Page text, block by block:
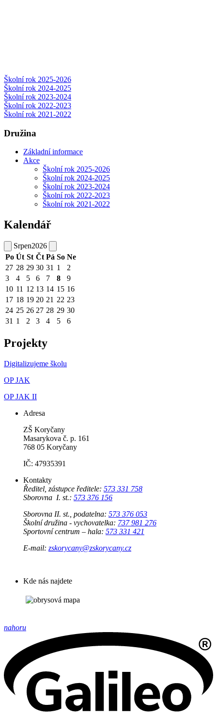
Školní rok 2025-2026
Školní rok 2024-2025
Školní rok 2023-2024
Školní rok 2022-2023
Školní rok 2021-2022
Družina
Základní informace
Akce
Školní rok 2025-2026
Školní rok 2024-2025
Školní rok 2023-2024
Školní rok 2022-2023
Školní rok 2021-2022
Kalendář
Srpen2026
Po Út St Čt Pá So Ne
27 28 29 30 31 1
2
3
4 5 6 7 8
9
10 11 12 13 14 15 16
17 18 19 20 21 22 23
24 25 26 27 28 29 30
31 1 2 3 4 5 6
Projekty
Digitalizujeme školu
OP JAK
OP JAK II
Adresa
ZŠ Koryčany
Masarykova č. p. 161
768 05 Koryčany
IČ: 47935391
Kontakty
Ředitel, zástupce ředitele: 573 331 758
Sborovna I. st.: 573 376 156
Sborovna II. st., podatelna: 573 376 053
Školní družina - vychovatelka: 737 981 276
Sportovní centrum – hala: 573 331 421
E-mail: zskorycany@zskorycany.cz
Kde nás najdete
nahoru